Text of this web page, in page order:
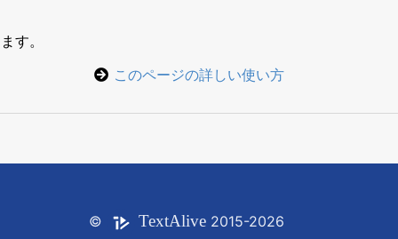
す。
このページの詳しい使い方
© TextAlive2015-2026